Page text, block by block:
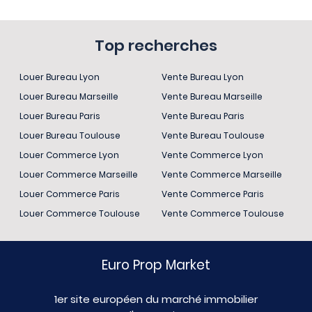
Top recherches
Louer Bureau Lyon
Louer Bureau Marseille
Louer Bureau Paris
Louer Bureau Toulouse
Louer Commerce Lyon
Louer Commerce Marseille
Louer Commerce Paris
Louer Commerce Toulouse
Vente Bureau Lyon
Vente Bureau Marseille
Vente Bureau Paris
Vente Bureau Toulouse
Vente Commerce Lyon
Vente Commerce Marseille
Vente Commerce Paris
Vente Commerce Toulouse
Euro Prop Market
1er site européen du marché immobilier